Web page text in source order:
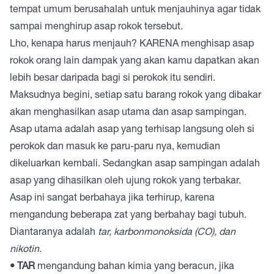
tempat umum berusahalah untuk menjauhinya agar tidak
sampai menghirup asap rokok tersebut.
Lho, kenapa harus menjauh? KARENA menghisap asap
rokok orang lain dampak yang akan kamu dapatkan akan
lebih besar daripada bagi si perokok itu sendiri.
Maksudnya begini, setiap satu barang rokok yang dibakar
akan menghasilkan asap utama dan asap sampingan.
Asap utama adalah asap yang terhisap langsung oleh si
perokok dan masuk ke paru-paru nya, kemudian
dikeluarkan kembali. Sedangkan asap sampingan adalah
asap yang dihasilkan oleh ujung rokok yang terbakar.
Asap ini sangat berbahaya jika terhirup, karena
mengandung beberapa zat yang berbahay bagi tubuh.
Diantaranya adalah tar, karbonmonoksida (CO), dan
nikotin.
• TAR mengandung bahan kimia yang beracun, jika